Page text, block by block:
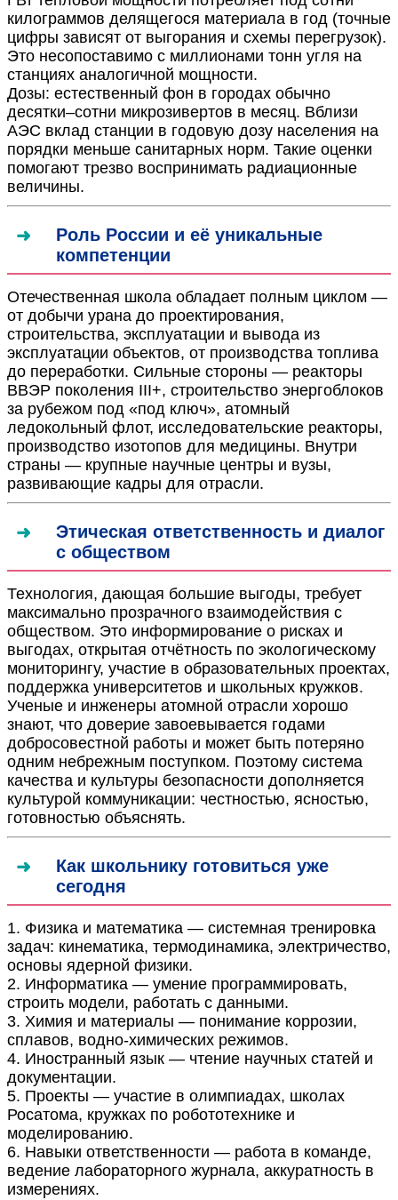
килограммов делящегося материала в год (точные
цифры зависят от выгорания и схемы перегрузок).
Это несопоставимо с миллионами тонн угля на
станциях аналогичной мощности.
Дозы: естественный фон в городах обычно
десятки–сотни микрозивертов в месяц. Вблизи
АЭС вклад станции в годовую дозу населения на
порядки меньше санитарных норм. Такие оценки
помогают трезво воспринимать радиационные
величины.
Роль России и её уникальные
компетенции
Отечественная школа обладает полным циклом —
от добычи урана до проектирования,
строительства, эксплуатации и вывода из
эксплуатации объектов, от производства топлива
до переработки. Сильные стороны — реакторы
ВВЭР поколения III+, строительство энергоблоков
за рубежом под «под ключ», атомный
ледокольный флот, исследовательские реакторы,
производство изотопов для медицины. Внутри
страны — крупные научные центры и вузы,
развивающие кадры для отрасли.
Этическая ответственность и диалог
с обществом
Технология, дающая большие выгоды, требует
максимально прозрачного взаимодействия с
обществом. Это информирование о рисках и
выгодах, открытая отчётность по экологическому
мониторингу, участие в образовательных проектах,
поддержка университетов и школьных кружков.
Ученые и инженеры атомной отрасли хорошо
знают, что доверие завоевывается годами
добросовестной работы и может быть потеряно
одним небрежным поступком. Поэтому система
качества и культуры безопасности дополняется
культурой коммуникации: честностью, ясностью,
готовностью объяснять.
Как школьнику готовиться уже
сегодня
1. Физика и математика — системная тренировка
задач: кинематика, термодинамика, электричество,
основы ядерной физики.
2. Информатика — умение программировать,
строить модели, работать с данными.
3. Химия и материалы — понимание коррозии,
сплавов, водно-химических режимов.
4. Иностранный язык — чтение научных статей и
документации.
5. Проекты — участие в олимпиадах, школах
Росатома, кружках по робототехнике и
моделированию.
6. Навыки ответственности — работа в команде,
ведение лабораторного журнала, аккуратность в
измерениях.